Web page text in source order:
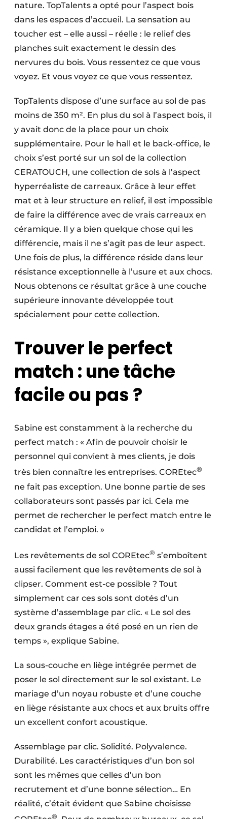
nature. TopTalents a opté pour l’aspect bois
dans les espaces d’accueil. La sensation au
toucher est – elle aussi – réelle : le relief des
planches suit exactement le dessin des
nervures du bois. Vous ressentez ce que vous
voyez. Et vous voyez ce que vous ressentez.
TopTalents dispose d’une surface au sol de pas
moins de 350 m². En plus du sol à l’aspect bois, il
y avait donc de la place pour un choix
supplémentaire. Pour le hall et le back-office, le
choix s’est porté sur un sol de la collection
CERATOUCH, une collection de sols à l’aspect
hyperréaliste de carreaux. Grâce à leur effet
mat et à leur structure en relief, il est impossible
de faire la différence avec de vrais carreaux en
céramique. Il y a bien quelque chose qui les
différencie, mais il ne s’agit pas de leur aspect.
Une fois de plus, la différence réside dans leur
résistance exceptionnelle à l’usure et aux chocs.
Nous obtenons ce résultat grâce à une couche
supérieure innovante développée tout
spécialement pour cette collection.
Trouver le perfect
match : une tâche
facile ou pas ?
Sabine est constamment à la recherche du
perfect match : « Afin de pouvoir choisir le
personnel qui convient à mes clients, je dois
très bien connaître les entreprises. COREtec®
ne fait pas exception. Une bonne partie de ses
collaborateurs sont passés par ici. Cela me
permet de rechercher le perfect match entre le
candidat et l’emploi. »
Les revêtements de sol COREtec® s’emboîtent
aussi facilement que les revêtements de sol à
clipser. Comment est-ce possible ? Tout
simplement car ces sols sont dotés d’un
système d’assemblage par clic. « Le sol des
deux grands étages a été posé en un rien de
temps », explique Sabine.
La sous-couche en liège intégrée permet de
poser le sol directement sur le sol existant. Le
mariage d’un noyau robuste et d’une couche
en liège résistante aux chocs et aux bruits offre
un excellent confort acoustique.
Assemblage par clic. Solidité. Polyvalence.
Durabilité. Les caractéristiques d’un bon sol
sont les mêmes que celles d’un bon
recrutement et d’une bonne sélection… En
réalité, c’était évident que Sabine choisisse
®